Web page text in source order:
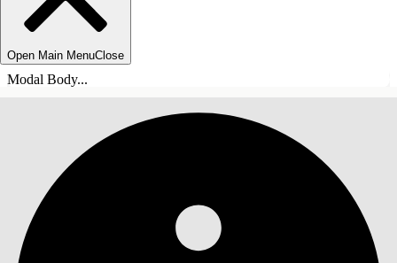
Open Main MenuClose
Modal Body...
INHALT